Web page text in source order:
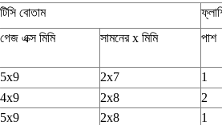
টিসি বোতাম
গেজ এক্স মিমি সামনের x মিমি পাশ
5x9 2x7 1
4x9 2x8 2
5x9 2x8 1